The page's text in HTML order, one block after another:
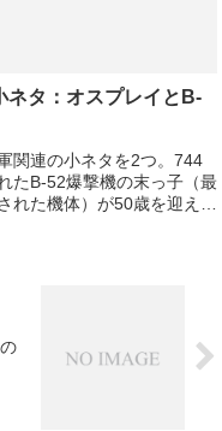
ネタ：オスプレイとB-
関連の小ネタを2つ。744
たB-52爆撃機の末っ子（最
れた機体）が50歳を迎えた